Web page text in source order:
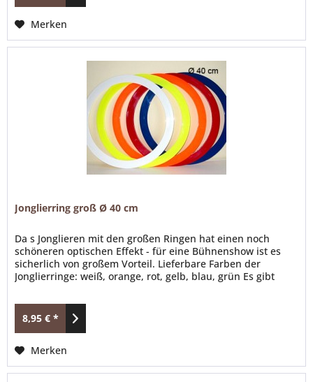
Merken
Jonglierring groß Ø 40 cm
Da s Jonglieren mit den großen Ringen hat einen noch
schöneren optischen Effekt - für eine Bühnenshow ist es
sicherlich von großem Vorteil. Lieferbare Farben der
Jonglierringe: weiß, orange, rot, gelb, blau, grün Es gibt
Jongleure sind auf dem Mittelaltermarkt, LARP oder Con
nicht wegzudenken & sozusagen ein fester...
8,95 € *
Merken